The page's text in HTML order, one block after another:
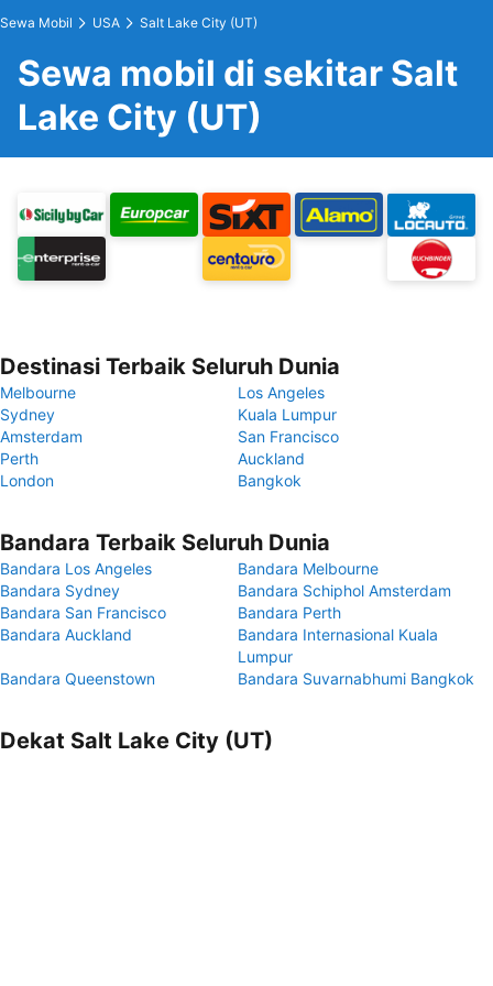
Sewa Mobil USA Salt Lake City (UT)
Sewa mobil di sekitar Salt
Lake City (UT)
Destinasi Terbaik Seluruh Dunia
Melbourne
Los Angeles
Sydney
Kuala Lumpur
Amsterdam
San Francisco
Perth
Auckland
London
Bangkok
Bandara Terbaik Seluruh Dunia
Bandara Los Angeles
Bandara Melbourne
Bandara Sydney
Bandara Schiphol Amsterdam
Bandara San Francisco
Bandara Perth
Bandara Auckland
Bandara Internasional Kuala
Lumpur
Bandara Queenstown
Bandara Suvarnabhumi Bangkok
Dekat Salt Lake City (UT)